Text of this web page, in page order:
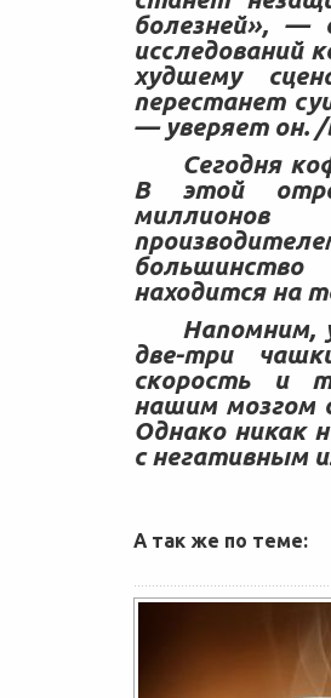
болезней», —
исследований
худшему
перестанет
— уверяет он.
Сегодня
В этой
находится на
Напомним,
две-три
скорость и
нашим мозгом
Однако никак
с негативным
А так же по теме: